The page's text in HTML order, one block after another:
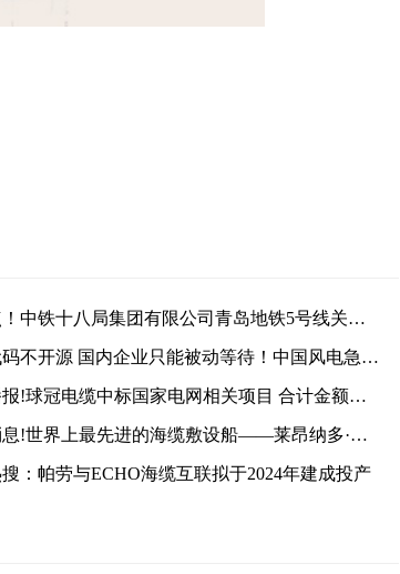
今亮点！中铁十八局集团有限公司青岛地铁5号线关于采购电缆线的询价单
软件代码不开源 国内企业只能被动等待！中国风电急需核心技术
每日播报!球冠电缆中标国家电网相关项目 合计金额约2.52亿元
每日消息!世界上最先进的海缆敷设船——莱昂纳多·达·芬奇
：帕劳与ECHO海缆互联拟于2024年建成投产